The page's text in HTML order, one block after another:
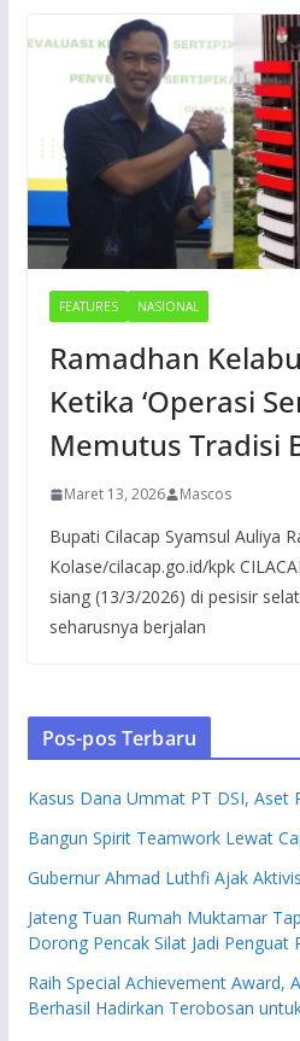
FEATURES NASIONAL
Ramadhan
Ketika ‘Operasi
Memutus Tradisi
Maret 13, 2026 Mascos
Bupati Cilacap Syamsul Auliya
Kolase/cilacap.go.id/kpk
siang (13/3/2026) di pesisir
seharusnya berjalan
Pos-pos Terbaru
Kasus Dana Ummat PT DSI, Aset
Bangun Spirit Teamwork Lewat
Gubernur Ahmad Luthfi Ajak
Jateng Tuan Rumah Muktamar
Dorong Pencak Silat Jadi Penguat
Raih Special Achievement Award,
Berhasil Hadirkan Terobosan